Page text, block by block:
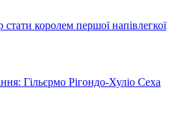
королем першої напівлегкої
Гільєрмо Рігондо-Хуліо Сеха